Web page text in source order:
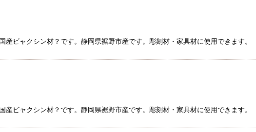
ャクシン材？です。静岡県裾野市産です。彫刻材・家具材に使用できます。
ャクシン材？です。静岡県裾野市産です。彫刻材・家具材に使用できます。